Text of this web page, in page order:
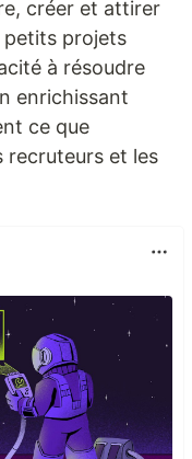
créer et attirer
petits projets
à résoudre
enrichissant
ce que
recruteurs et les